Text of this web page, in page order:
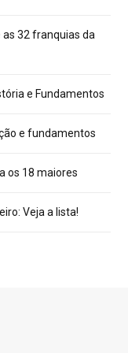
as 32 franquias da
e Fundamentos
e fundamentos
os 18 maiores
Veja a lista!